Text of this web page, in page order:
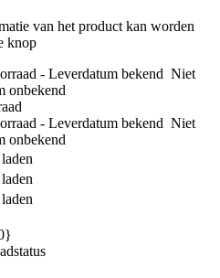
van het product kan worden
knop
- Leverdatum bekend Niet
onbekend
- Leverdatum bekend Niet
onbekend